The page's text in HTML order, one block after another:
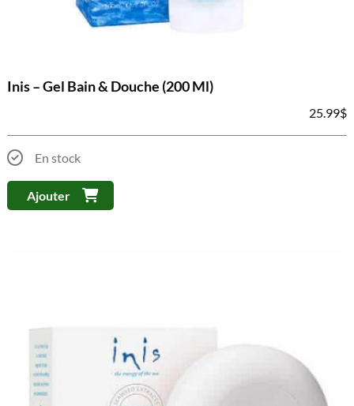
Inis – Gel Bain & Douche (200 Ml)
25.99$
En stock
Ajouter